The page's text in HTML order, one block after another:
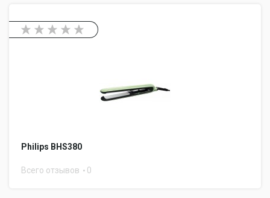
Philips BHS380
Всего отзывов 0